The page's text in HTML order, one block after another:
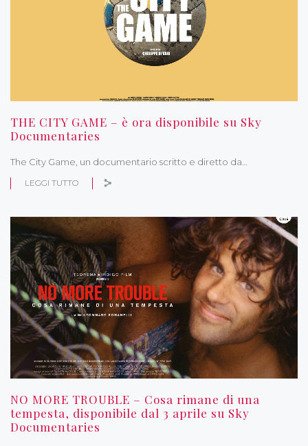
THE CITY GAME – è ora disponibile su Sky
Documentaries
The City Game, un documentario scritto e diretto da…
LEGGI TUTTO
NO MORE TROUBLE – Cosa rimane di una
tempesta, disponibile dal 3 aprile su Sky
Documentaries